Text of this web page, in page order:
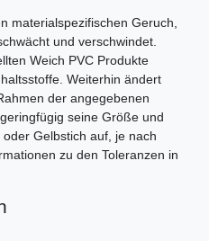
materialspezifischen Geruch,
und verschwindet.
Weich PVC Produkte
Weiterhin ändert
der angegebenen
seine Größe und
Gelbstich auf, je nach
zu den Toleranzen in